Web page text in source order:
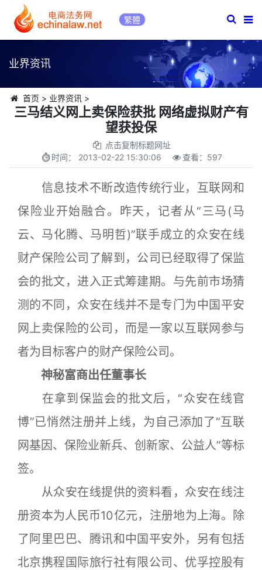
繁體
业界资讯
首页 > 业界资讯>
三马结义网上卖保险获批 网络虚拟财产有
望获投保
点击复制标题网址
时间： 2013-02-22 15:30:06 查看： 597
信息技术不断改造传统行业，互联网和
保险业开始融合。昨天，记者从“三马(马
云、马化腾、马明哲)”联手成立的众安在线
财产保险公司了解到，公司已经取得了保监
会的批文，进入正式筹建期。与先前市场猜
测的不同，众安在线并不是专门为中国平安
网上卖保险的公司，而是一家以互联网参与
者为目标客户的财产保险公司。
神秘富商出任董事长
在拿到保监会的批文后，“众安在线官
博”已悄然注册并上线，为自己添加了“互联
网基因、保险业新兵、创新家、公益人”等标
签。
从众安在线提供的资料看，众安在线注
册资本为人民币10亿元，注册地为上海。除
了阿里巴巴、腾讯和中国平安外，另有包括
北京携程国际旅行社有限公司、优孚控股有